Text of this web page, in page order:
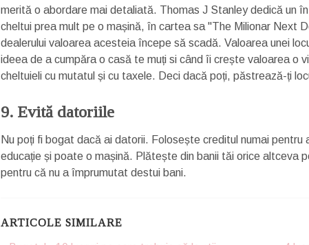
merită o abordare mai detaliată. Thomas J Stanley dedică un
cheltui prea mult pe o mașină, în cartea sa "The Milionar Next
dealerului valoarea acesteia începe să scadă. Valoarea unei
ideea de a cumpăra o casă te muți si când îi crește valoarea o
cheltuieli cu mutatul și cu taxele. Deci dacă poți, păstrează-ți
9. Evită datoriile
Nu poți fi bogat dacă ai datorii. Folosește creditul numai
educație și poate o mașină. Plătește din banii tăi orice altceva
pentru că nu a împrumutat destui bani.
ARTICOLE SIMILARE